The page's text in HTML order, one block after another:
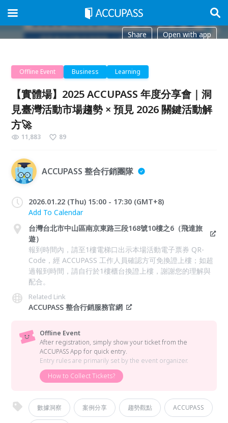
Share Open with app
Offline Event Business Learning
【實體場】2025 ACCUPASS 年度分享會｜洞
見臺灣活動市場趨勢 × 預見 2026 關鍵活動解
方🚀
11,883 89
ACCUPASS 整合行銷團隊
2026.01.22 (Thu) 15:00 - 17:30 (GMT+8)
Add To Calendar
台灣台北市中山區南京東路三段168號10樓之6（飛達旅
遊）
報到時間內，請至1樓電梯口出示本場活動電子票券 QR-
Code，經 ACCUPASS 工作人員確認方可免換證上樓；如超
過報到時間，請自行於1樓櫃台換證上樓，謝謝您的理解與
配合。
Related Link
ACCUPASS 整合行銷服務官網
Offline Event
After registration, simply show your ticket from the
ACCUPASS App for quick entry.
Entry rules are primarily set by the event organizer.
How to Collect Tickets?
數據洞察 案例分享 趨勢觀點 ACCUPASS